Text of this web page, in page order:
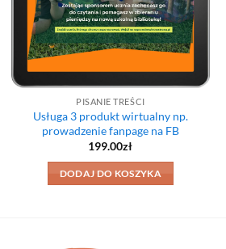
PISANIE TREŚCI
Usługa 3 produkt wirtualny np.
prowadzenie fanpage na FB
199.00zł
DODAJ DO KOSZYKA